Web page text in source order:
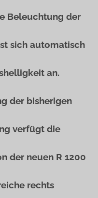
Beleuchtung der
sich automatisch
an.
der bisherigen
verfügt die
der neuen R 1200
rechts